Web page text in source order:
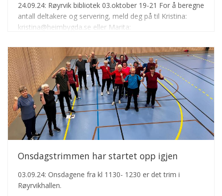
24.09.24: Røyrvik bibliotek 03.oktober 19-21 For å beregne
antall deltakere og servering, meld deg på til Kristina:
kristina@heimbygda.se eller Marita:
Onsdagstrimmen har startet opp igjen
03.09.24: Onsdagene fra kl 1130- 1230 er det trim i
Røyrvikhallen.